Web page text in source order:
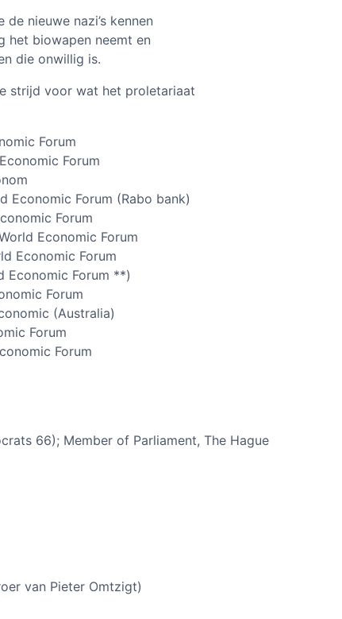
nieuwe nazi’s kennen
het biowapen neemt en
die onwillig is.
strijd voor wat het proletariaat
Forum
Forum
Economic Forum (Rabo bank)
Forum
Economic Forum
Economic Forum
Economic Forum **)
Forum
(Australia)
Forum
Forum
66); Member of Parliament, The Hague
van Pieter Omtzigt)